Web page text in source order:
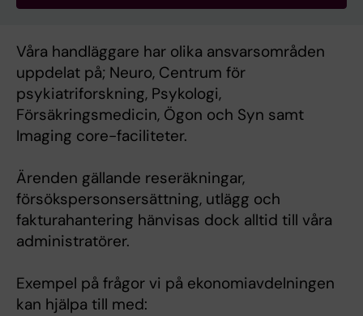
Våra handläggare har olika ansvarsområden
uppdelat på; Neuro, Centrum för
psykiatriforskning, Psykologi,
Försäkringsmedicin, Ögon och Syn samt
Imaging core-faciliteter.
Ärenden gällande reseräkningar,
försökspersonsersättning, utlägg och
fakturahantering hänvisas dock alltid till våra
administratörer.
Exempel på frågor vi på ekonomiavdelningen
kan hjälpa till med: